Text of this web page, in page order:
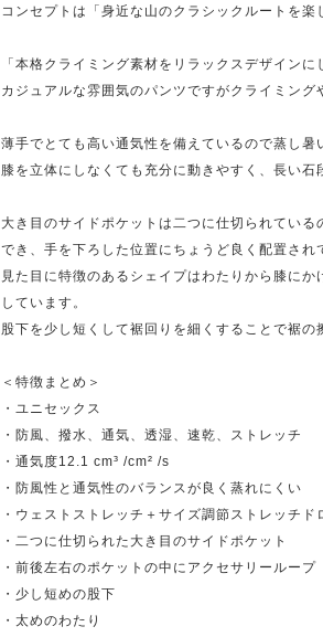
コンセプトは「身近な山のクラシックルートを楽
「本格クライミング素材をリラックスデザインに
カジュアルな雰囲気のパンツですがクライミン
薄手でとても高い通気性を備えているので蒸し
膝を立体にしなくても充分に動きやすく、長い石
大き目のサイドポケットは二つに仕切られてい
でき、手を下ろした位置にちょうど良く配置され
見た目に特徴のあるシェイプはわたりから膝に
しています。
股下を少し短くして裾回りを細くすることで裾の
＜特徴まとめ＞
・ユニセックス
・防風、撥水、通気、透湿、速乾、ストレッチ
・通気度12.1 cm³ /cm² /s
・防風性と通気性のバランスが良く蒸れにくい
・ウェストストレッチ＋サイズ調節ストレッチド
・二つに仕切られた大き目のサイドポケット
・前後左右のポケットの中にアクセサリーループ
・少し短めの股下
・太めのわたり